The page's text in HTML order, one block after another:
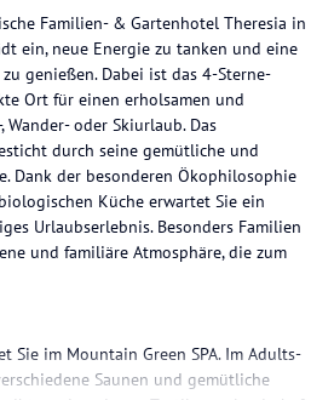
Familien- & Gartenhotel Theresia in
ein, neue Energie zu tanken und eine
genießen. Dabei ist das 4-Sterne-
Ort für einen erholsamen und
oder Skiurlaub. Das
durch seine gemütliche und
Dank der besonderen Ökophilosophie
Küche erwartet Sie ein
Urlaubserlebnis. Besonders Familien
und familiäre Atmosphäre, die zum
Sie im Mountain Green SPA. Im Adults-
Saunen und gemütliche